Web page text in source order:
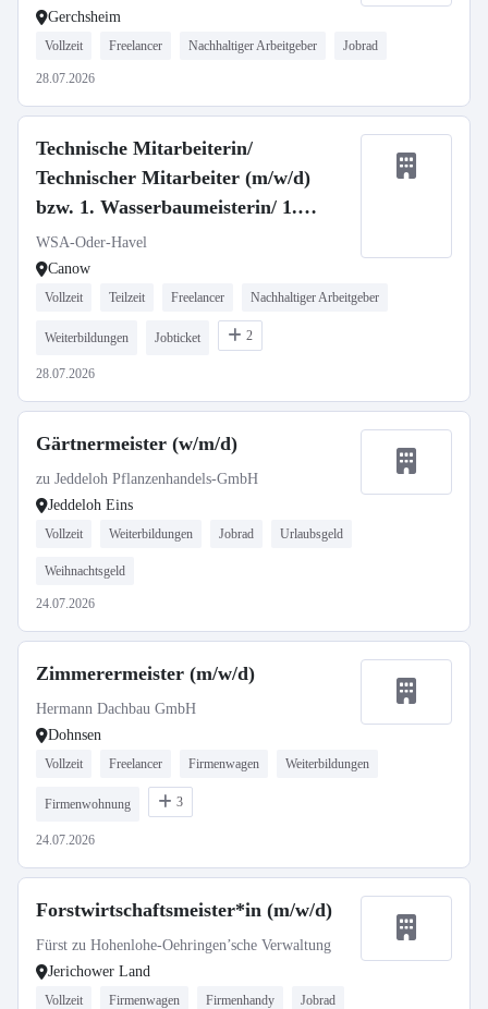
Gerchsheim
Vollzeit Freelancer Nachhaltiger Arbeitgeber Jobrad
28.07.2026
Technische Mitarbeiterin/
Technischer Mitarbeiter (m/w/d)
bzw. 1. Wasserbaumeisterin/ 1.
Wasserbaumeister (m/w/d)
WSA-Oder-Havel
Canow
Vollzeit Teilzeit Freelancer Nachhaltiger Arbeitgeber
Weiterbildungen Jobticket 2
28.07.2026
Gärtnermeister (w/m/d)
zu Jeddeloh Pflanzenhandels-GmbH
Jeddeloh Eins
Vollzeit Weiterbildungen Jobrad Urlaubsgeld
Weihnachtsgeld
24.07.2026
Zimmerermeister (m/w/d)
Hermann Dachbau GmbH
Dohnsen
Vollzeit Freelancer Firmenwagen Weiterbildungen
Firmenwohnung 3
24.07.2026
Forstwirtschaftsmeister*in (m/w/d)
Fürst zu Hohenlohe-Oehringen’sche Verwaltung
Jerichower Land
Vollzeit Firmenwagen Firmenhandy Jobrad